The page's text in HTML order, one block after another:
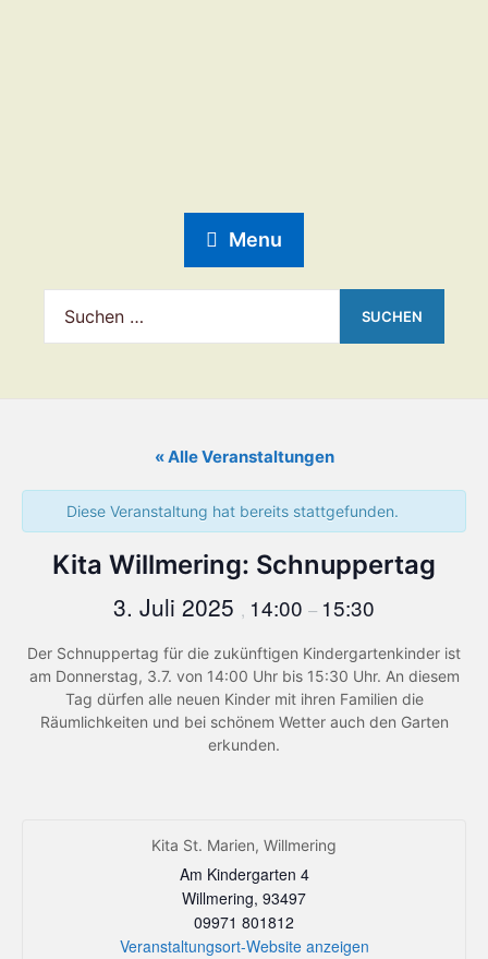
Menu
« Alle Veranstaltungen
Diese Veranstaltung hat bereits stattgefunden.
Kita Willmering: Schnuppertag
3. Juli 2025 , 14:00 – 15:30
Der Schnuppertag für die zukünftigen Kindergartenkinder ist
am Donnerstag, 3.7. von 14:00 Uhr bis 15:30 Uhr. An diesem
Tag dürfen alle neuen Kinder mit ihren Familien die
Räumlichkeiten und bei schönem Wetter auch den Garten
erkunden.
Kita St. Marien, Willmering
Am Kindergarten 4
Willmering, 93497
09971 801812
Veranstaltungsort-Website anzeigen